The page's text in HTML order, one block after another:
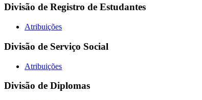
Divisão de Registro de Estudantes
Atribuições
Divisão de Serviço Social
Atribuições
Divisão de Diplomas